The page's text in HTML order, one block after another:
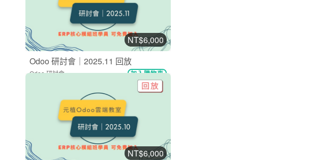
NT$6,000
Odoo 研討會｜2025.11 回放
Odoo 研討會 加入購物車
198
8
NT$6,000